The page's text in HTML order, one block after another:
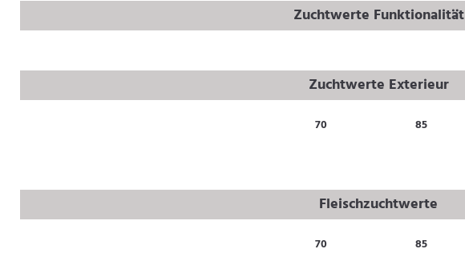
Zuchtwerte Funktionalität
Zuchtwerte Exterieur
70 85
Fleischzuchtwerte
70 85